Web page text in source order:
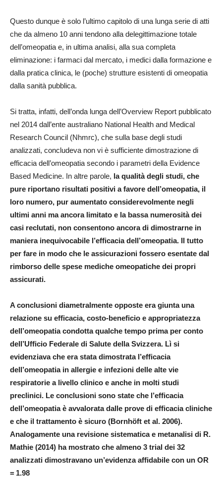
Questo dunque è solo l’ultimo capitolo di una lunga serie di atti
che da almeno 10 anni tendono alla delegittimazione totale
dell’omeopatia e, in ultima analisi, alla sua completa
eliminazione: i farmaci dal mercato, i medici dalla formazione e
dalla pratica clinica, le (poche) strutture esistenti di omeopatia
dalla sanità pubblica.
Si tratta, infatti, dell’onda lunga dell’Overview Report pubblicato
nel 2014 dall’ente australiano National Health and Medical
Research Council (Nhmrc), che sulla base degli studi
analizzati, concludeva non vi è sufficiente dimostrazione di
efficacia dell’omeopatia secondo i parametri della Evidence
Based Medicine. In altre parole, la qualità degli studi, che
pure riportano risultati positivi a favore dell’omeopatia, il
loro numero, pur aumentato considerevolmente negli
ultimi anni ma ancora limitato e la bassa numerosità dei
casi reclutati, non consentono ancora di dimostrarne in
maniera inequivocabile l’efficacia dell’omeopatia. Il tutto
per fare in modo che le assicurazioni fossero esentate dal
rimborso delle spese mediche omeopatiche dei propri
assicurati.
A conclusioni diametralmente opposte era giunta una
relazione su efficacia, costo-beneficio e appropriatezza
dell’omeopatia condotta qualche tempo prima per conto
dell’Ufficio Federale di Salute della Svizzera. Lì si
evidenziava che era stata dimostrata l’efficacia
dell’omeopatia in allergie e infezioni delle alte vie
respiratorie a livello clinico e anche in molti studi
preclinici. Le conclusioni sono state che l’efficacia
dell’omeopatia è avvalorata dalle prove di efficacia cliniche
e che il trattamento è sicuro (Bornhöft et al. 2006).
Analogamente una revisione sistematica e metanalisi di R.
Mathie (2014) ha mostrato che almeno 3 trial dei 32
analizzati dimostravano un’evidenza affidabile con un OR
= 1.98